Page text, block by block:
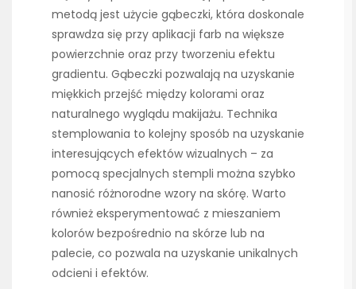
metodą jest użycie gąbeczki, która doskonale
sprawdza się przy aplikacji farb na większe
powierzchnie oraz przy tworzeniu efektu
gradientu. Gąbeczki pozwalają na uzyskanie
miękkich przejść między kolorami oraz
naturalnego wyglądu makijażu. Technika
stemplowania to kolejny sposób na uzyskanie
interesujących efektów wizualnych – za
pomocą specjalnych stempli można szybko
nanosić różnorodne wzory na skórę. Warto
również eksperymentować z mieszaniem
kolorów bezpośrednio na skórze lub na
palecie, co pozwala na uzyskanie unikalnych
odcieni i efektów.